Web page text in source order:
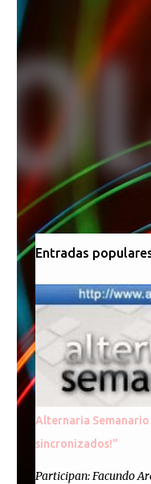
Entradas
Alternaria Semanario
sincronizados!"
Participan: Facundo